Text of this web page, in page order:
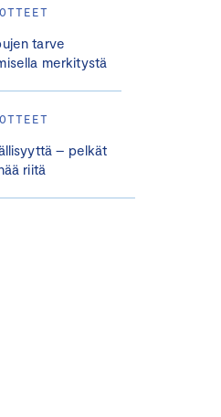
tarve
merkitystä
– pelkät
riitä